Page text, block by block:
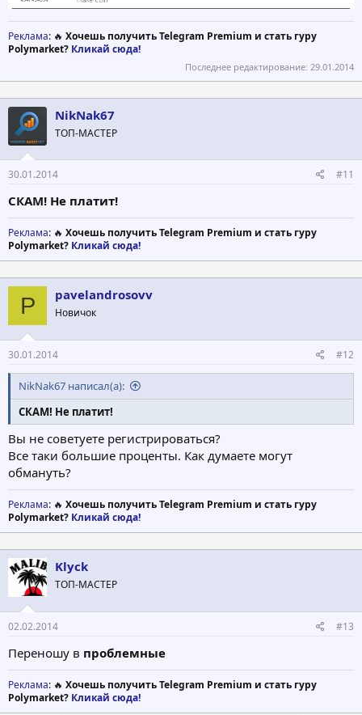
Реклама: 🔥 Хочешь получить Telegram Premium и стать гуру
Polymarket? Кликай сюда!
Последнее редактирование: 29.01.2014
NikNak67
ТОП-МАСТЕР
30.01.2014 #11
СКАМ! Не платит!
Реклама: 🔥 Хочешь получить Telegram Premium и стать гуру
Polymarket? Кликай сюда!
P pavelandrosovv
Новичок
30.01.2014 #12
NikNak67 написал(а):
СКАМ! Не платит!
Вы не советуете регистрироваться?
Все таки большие проценты. Как думаете могут
обмануть?
Реклама: 🔥 Хочешь получить Telegram Premium и стать гуру
Polymarket? Кликай сюда!
Klyck
ТОП-МАСТЕР
02.02.2014 #13
Переношу в проблемные
Реклама: 🔥 Хочешь получить Telegram Premium и стать гуру
Polymarket? Кликай сюда!